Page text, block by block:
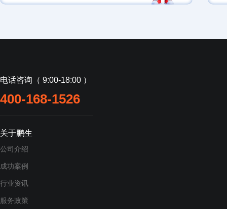
电话咨询（ 9:00-18:00 ）
400-168-1526
关于鹏生
公司介绍
成功案例
行业资讯
服务政策